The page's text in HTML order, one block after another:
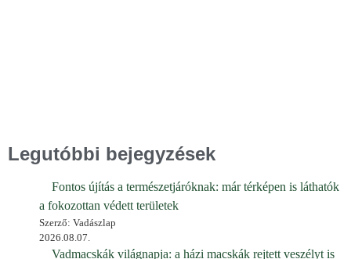
Legutóbbi bejegyzések
Fontos újítás a természetjáróknak: már térképen is láthatók
a fokozottan védett területek
Szerző: Vadászlap
2026.08.07.
Vadmacskák világnapja: a házi macskák rejtett veszélyt is